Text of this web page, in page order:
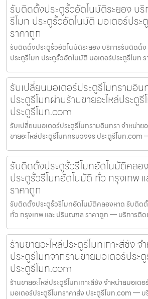
รับติดตั้งประตูรั้วอัตโนมัติระยอง บ
รีโมท ประตูรั้วอัตโนมัติ มอเตอร์ประ
ราคาถูก
รับติดตั้งประตูรั้วอัตโนมัติระยอง บริการรับติดตั้ง
ประตูรีโมท ประตูรั้วอัตโนมัติ มอเตอร์ประตูรีโมท ร
รับเปลี่ยนมอเตอร์ประตูรีโมทรามอิน
ประตูรีโมทผ่านร้านขายอะไหล่ประตู
ประตูรีโมท.com
รับเปลี่ยนมอเตอร์ประตูรีโมทรามอินทรา จำหน่าย
ขายอะไหล่ประตูรีโมทครบวงจร ประตูรีโมท.com
รับติดตั้งประตูรั้วรีโมทอัตโนมัติคล
ประตูรั้วรีโมทอัตโนมัติ ทั่ว กรุงเทพ
ราคาถูก
รับติดตั้งประตูรั้วรีโมทอัตโนมัติคลองหาด รับติด
ทั่ว กรุงเทพ และ ปริมณฑล ราคาถูก — บริการติ
ร้านขายอะไหล่ประตูรีโมทเกาะสีชัง
ประตูรีโมทจากร้านขายมอเตอร์ประ
ประตูรีโมท.com
ร้านขายอะไหล่ประตูรีโมทเกาะสีชัง จำหน่ายมอเต
มอเตอร์ประตูรีโมทราคาส่ง ประตูรีโมท.com —